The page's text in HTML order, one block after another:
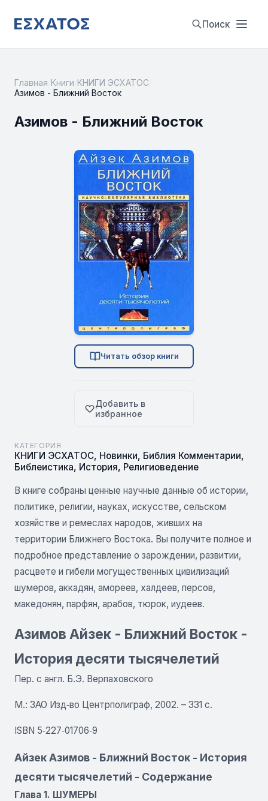
Поиск
Главная Книги КНИГИ ЭСХАТОС
Азимов - Ближний Восток
Азимов - Ближний Восток
Читать обзор книги
Добавить в
избранное
КАТЕГОРИЯ
КНИГИ ЭСХАТОС, Новинки, Библия Комментарии,
Библеистика, История, Религиоведение
В книге собраны ценные научные данные об истории,
политике, религии, науках, искусстве, сельском
хозяйстве и ремеслах народов, живших на
территории Ближнего Востока. Вы получите полное и
подробное представление о зарождении, развитии,
расцвете и гибели могущественных цивилизаций
шумеров, аккадян, амореев, халдеев, персов,
македонян, парфян, арабов, тюрок, иудеев.
Азимов Айзек - Ближний Восток -
История десяти тысячелетий
Пер. с англ. Б.Э. Верпаховского
М.: ЗАО Изд‑во Центрполиграф, 2002. – 331 с.
ISBN 5‑227‑01706‑9
Айзек Азимов - Ближний Восток - История
десяти тысячелетий - Содержание
Глава 1. ШУМЕРЫ